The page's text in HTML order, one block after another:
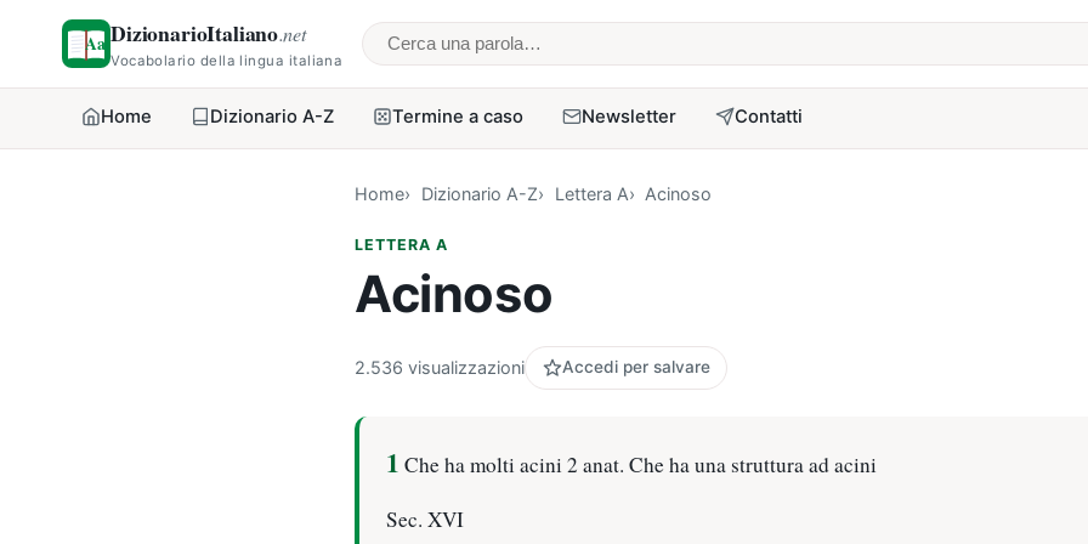
DizionarioItaliano.net
Vocabolario della lingua italiana Cerca una parola
Home Dizionario A-Z Termine a caso Newsletter Contatti
Home Dizionario A-Z Lettera A Acinoso
LETTERA A
Acinoso
2.536 visualizzazioni Accedi per salvare
1 Che ha molti acini 2 anat. Che ha una struttura ad acini
Sec. XVI